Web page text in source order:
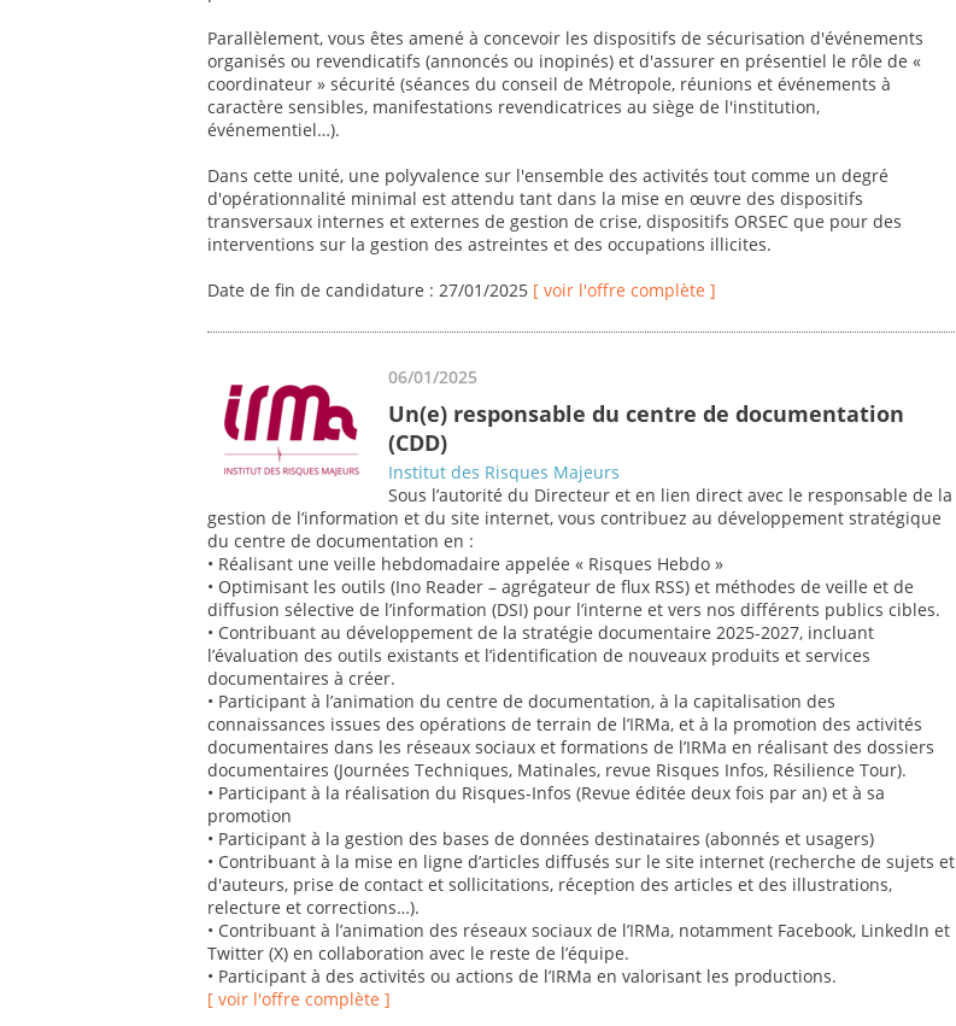
Parallèlement, vous êtes amené à concevoir les dispositifs de sécurisation d'événements
organisés ou revendicatifs (annoncés ou inopinés) et d'assurer en présentiel le rôle de «
coordinateur » sécurité (séances du conseil de Métropole, réunions et événements à
caractère sensibles, manifestations revendicatrices au siège de l'institution,
événementiel…).
Dans cette unité, une polyvalence sur l'ensemble des activités tout comme un degré
d'opérationnalité minimal est attendu tant dans la mise en œuvre des dispositifs
transversaux internes et externes de gestion de crise, dispositifs ORSEC que pour des
interventions sur la gestion des astreintes et des occupations illicites.
Date de fin de candidature : 27/01/2025 [ voir l'offre complète ]
06/01/2025
Un(e) responsable du centre de documentation
(CDD)
Institut des Risques Majeurs
Sous l’autorité du Directeur et en lien direct avec le responsable de la
gestion de l’information et du site internet, vous contribuez au développement stratégique
du centre de documentation en :
• Réalisant une veille hebdomadaire appelée « Risques Hebdo »
• Optimisant les outils (Ino Reader – agrégateur de flux RSS) et méthodes de veille et de
diffusion sélective de l’information (DSI) pour l’interne et vers nos différents publics cibles.
• Contribuant au développement de la stratégie documentaire 2025-2027, incluant
l’évaluation des outils existants et l’identification de nouveaux produits et services
documentaires à créer.
• Participant à l’animation du centre de documentation, à la capitalisation des
connaissances issues des opérations de terrain de l’IRMa, et à la promotion des activités
documentaires dans les réseaux sociaux et formations de l’IRMa en réalisant des dossiers
documentaires (Journées Techniques, Matinales, revue Risques Infos, Résilience Tour).
• Participant à la réalisation du Risques-Infos (Revue éditée deux fois par an) et à sa
promotion
• Participant à la gestion des bases de données destinataires (abonnés et usagers)
• Contribuant à la mise en ligne d’articles diffusés sur le site internet (recherche de sujets et
d'auteurs, prise de contact et sollicitations, réception des articles et des illustrations,
relecture et corrections…).
• Contribuant à l’animation des réseaux sociaux de l’IRMa, notamment Facebook, LinkedIn et
Twitter (X) en collaboration avec le reste de l’équipe.
• Participant à des activités ou actions de l’IRMa en valorisant les productions.
[ voir l'offre complète ]